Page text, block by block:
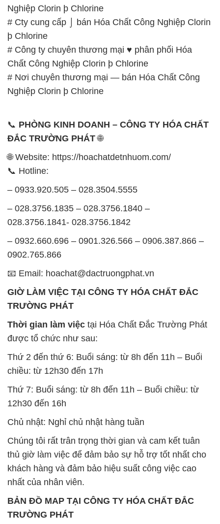
Nghiệp Clorin þ Chlorine
# Cty cung cấp ⌡ bán Hóa Chất Công Nghiệp Clorin
þ Chlorine
# Công ty chuyên thương mại ♥ phân phối Hóa
Chất Công Nghiệp Clorin þ Chlorine
# Nơi chuyên thương mại — bán Hóa Chất Công
Nghiệp Clorin þ Chlorine
📞 PHÒNG KINH DOANH – CÔNG TY HÓA CHẤT
ĐẮC TRƯỜNG PHÁT🌐
🌐 Website: https://hoachatdetnhuom.com/
📞 Hotline:
– 0933.920.505 – 028.3504.5555
– 028.3756.1835 – 028.3756.1840 –
028.3756.1841- 028.3756.1842
– 0932.660.696 – 0901.326.566 – 0906.387.866 –
0902.765.866
📧 Email: hoachat@dactruongphat.vn
GIỜ LÀM VIỆC TẠI CÔNG TY HÓA CHẤT ĐẮC
TRƯỜNG PHÁT
Thời gian làm việc tại Hóa Chất Đắc Trường Phát
được tổ chức như sau:
Thứ 2 đến thứ 6: Buổi sáng: từ 8h đến 11h – Buổi
chiều: từ 12h30 đến 17h
Thứ 7: Buổi sáng: từ 8h đến 11h – Buổi chiều: từ
12h30 đến 16h
Chủ nhật: Nghỉ chủ nhật hàng tuần
Chúng tôi rất trân trọng thời gian và cam kết tuân
thủ giờ làm việc để đảm bảo sự hỗ trợ tốt nhất cho
khách hàng và đảm bảo hiệu suất công việc cao
nhất của nhân viên.
BẢN ĐỒ MAP TẠI CÔNG TY HÓA CHẤT ĐẮC
TRƯỜNG PHÁT